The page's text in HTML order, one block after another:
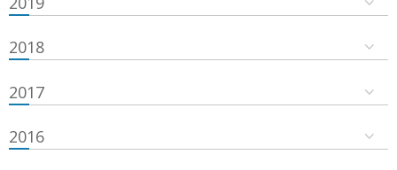
2018
2017
2016